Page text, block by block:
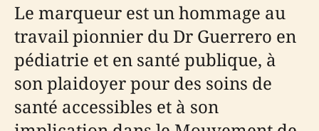
Le marqueur est un hommage au
travail pionnier du Dr Guerrero en
pédiatrie et en santé publique, à
son plaidoyer pour des soins de
santé accessibles et à son